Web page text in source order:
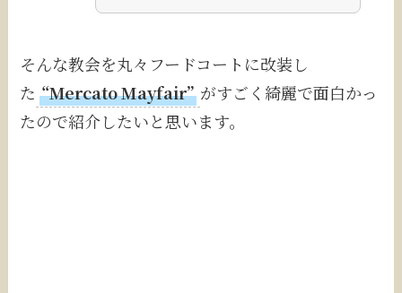
そんな教会を丸々フードコートに改装し
た “Mercato Mayfair” がすごく綺麗で面白かっ
たので紹介したいと思います。